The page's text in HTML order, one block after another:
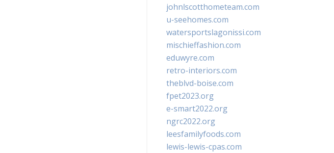
johnlscotthometeam.com
u-seehomes.com
watersportslagonissi.com
mischieffashion.com
eduwyre.com
retro-interiors.com
theblvd-boise.com
fpet2023.org
e-smart2022.org
ngrc2022.org
leesfamilyfoods.com
lewis-lewis-cpas.com